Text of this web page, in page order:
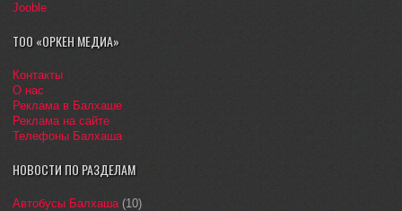
Jooble
ТОО «ОРКЕН МЕДИА»
Контакты
О нас
Реклама в Балхаше
Реклама на сайте
Телефоны Балхаша
НОВОСТИ ПО РАЗДЕЛАМ
Автобусы Балхаша(10)